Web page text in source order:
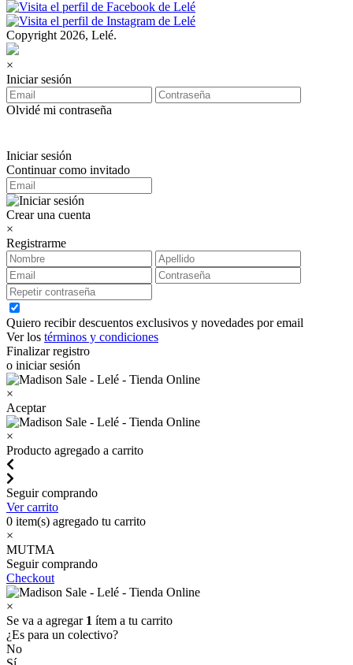
Copyright 2026, Lelé.
×
Iniciar sesión
Olvidé mi contraseña
Iniciar sesión
Continuar como invitado
Crear una cuenta
×
Registrarme
Quiero recibir descuentos exclusivos y novedades por email
Ver los términos y condiciones
Finalizar registro
o iniciar sesión
×
Aceptar
×
Producto agregado a carrito
Seguir comprando
Ver carrito
0 item(s) agregado tu carrito
×
MUTMA
Seguir comprando
Checkout
×
Se va a agregar 1 ítem a tu carrito
¿Es para un colectivo?
No